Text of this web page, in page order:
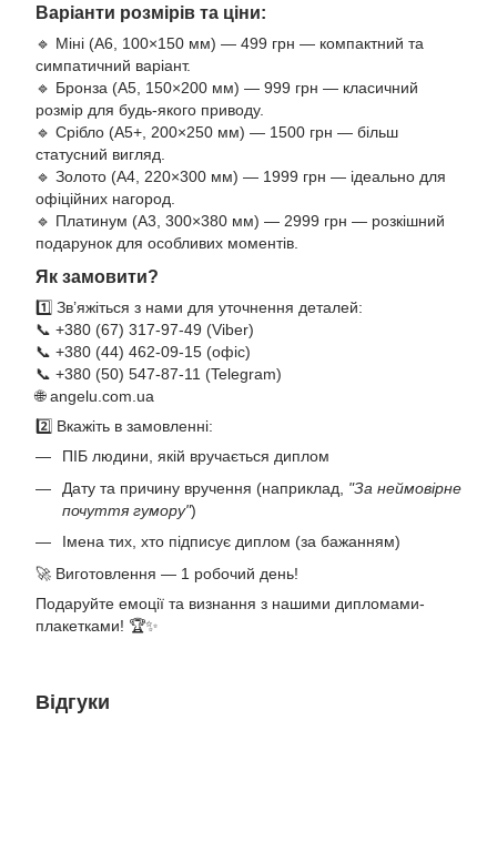
Варіанти розмірів та ціни:
🔹 Міні (А6, 100×150 мм) — 499 грн — компактний та
симпатичний варіант.
🔹 Бронза (А5, 150×200 мм) — 999 грн — класичний
розмір для будь-якого приводу.
🔹 Срібло (А5+, 200×250 мм) — 1500 грн — більш
статусний вигляд.
🔹 Золото (А4, 220×300 мм) — 1999 грн — ідеально для
офіційних нагород.
🔹 Платинум (А3, 300×380 мм) — 2999 грн — розкішний
подарунок для особливих моментів.
Як замовити?
1️⃣ Зв’яжіться з нами для уточнення деталей:
📞 +380 (67) 317-97-49 (Viber)
📞 +380 (44) 462-09-15 (офіс)
📞 +380 (50) 547-87-11 (Telegram)
🌐angelu.com.ua
2️⃣ Вкажіть в замовленні:
ПІБ людини, якій вручається диплом
Дату та причину вручення (наприклад, "За неймовірне
почуття гумору")
Імена тих, хто підписує диплом (за бажанням)
🚀 Виготовлення — 1 робочий день!
Подаруйте емоції та визнання з нашими дипломами-
плакетками! 🏆✨
Відгуки